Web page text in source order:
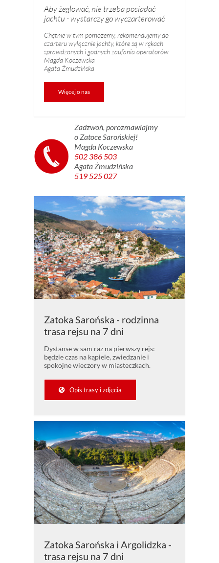
Aby żeglować, nie trzeba posiadać
jachtu - wystarczy go wyczarterować
Chętnie w tym pomożemy, rekomendujemy do
czarteru wyłącznie jachty, które są w rękach
sprawdzonych i godnych zaufania operatorów
Magda Koczewska
Agata Żmudzińska
Więcej o nas
Zadzwoń, porozmawiajmy
o Zatoce Sarońskiej!
Magda Koczewska
502 386 503
Agata Żmudzińska
519 525 027
Zatoka Sarońska - rodzinna
trasa rejsu na 7 dni
Dystanse w sam raz na pierwszy rejs:
będzie czas na kąpiele, zwiedzanie i
spokojne wieczory w miasteczkach.
Opis trasy i zdjęcia
Zatoka Sarońska i Argolidzka -
trasa rejsu na 7 dni